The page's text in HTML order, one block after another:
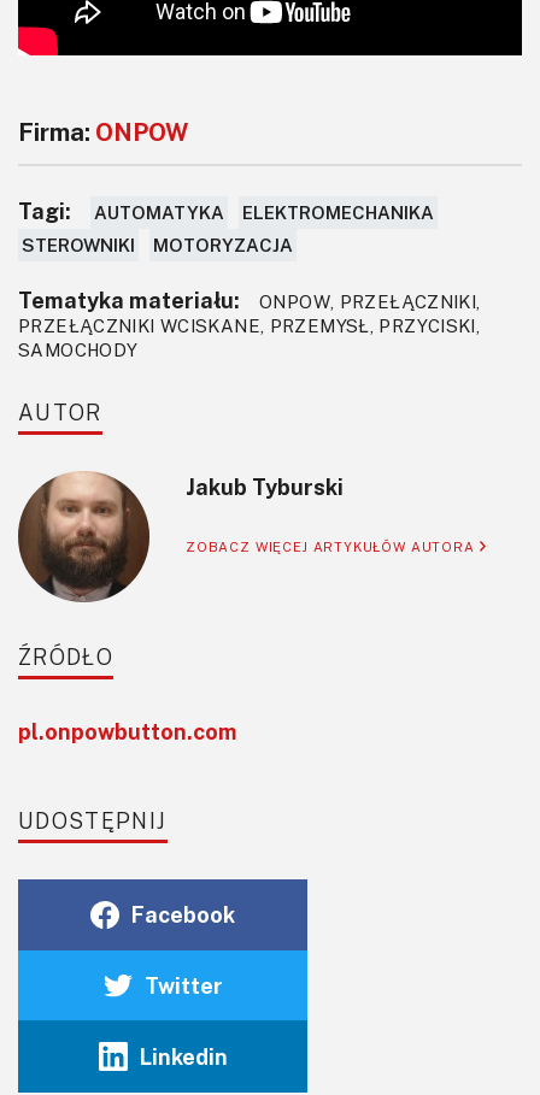
Firma: ONPOW
Tagi: AUTOMATYKA
ELEKTROMECHANIKA
STEROWNIKI
MOTORYZACJA
Tematyka materiału:
ONPOW, PRZEŁĄCZNIKI,
PRZEŁĄCZNIKI WCISKANE, PRZEMYSŁ, PRZYCISKI,
SAMOCHODY
AUTOR
Jakub Tyburski
ZOBACZ WIĘCEJ ARTYKUŁÓW AUTORA
ŹRÓDŁO
pl.onpowbutton.com
UDOSTĘPNIJ
Facebook
Twitter
Linkedin